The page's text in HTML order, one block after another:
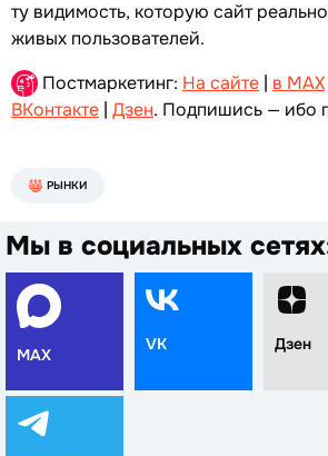
ту видимость, которую сайт
живых пользователей.
Постмаркетинг: На сайте | в MAX
ВКонтакте | Дзен. Подпишись — ибо
РЫНКИ
Мы в социальных
MAX
VK Дзен